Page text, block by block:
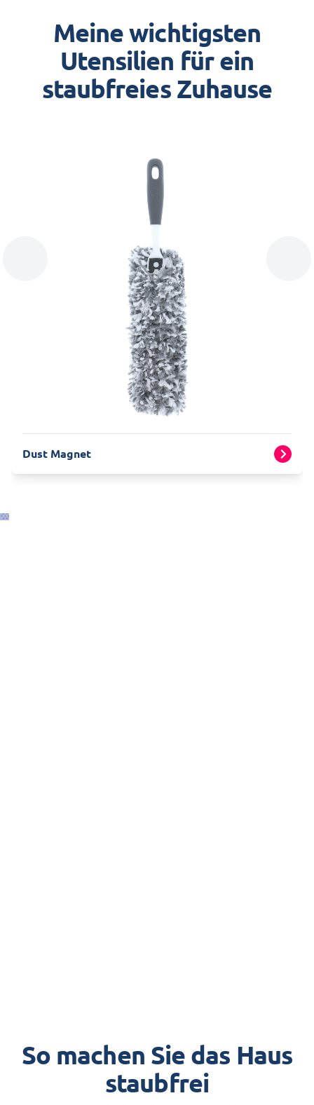
Meine wichtigsten
Utensilien für ein
staubfreies Zuhause
Dust Magnet
So machen Sie das Haus
staubfrei